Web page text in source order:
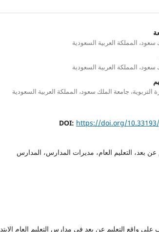
سعود، المملكة العربية السعودية
سعود، المملكة العربية السعودية
جامعة الملك سعود، المملكة العربية السعودية
DOI: https://doi.org/10.33193/
عن بعد، التعليم العام، مديرات المدارس، المدارس
واقع التعليم عن بعد في مدارس التعليم العام